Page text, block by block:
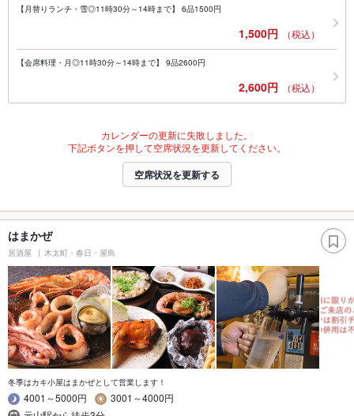
【月替りランチ・雪◎11時30分～14時まで】 6品1500円
1,500円 （税込）
【会席料理・月◎11時30分～14時まで】 9品2600円
2,600円 （税込）
カレンダーの更新に失敗しました。
下記ボタンを押して空席状況を更新してください。
空席状況を更新する
はまかぜ
居酒屋 木太町・春日・屋島
冬季はカキ小屋はまかぜとして営業します！
4001～5000円
3001～4000円